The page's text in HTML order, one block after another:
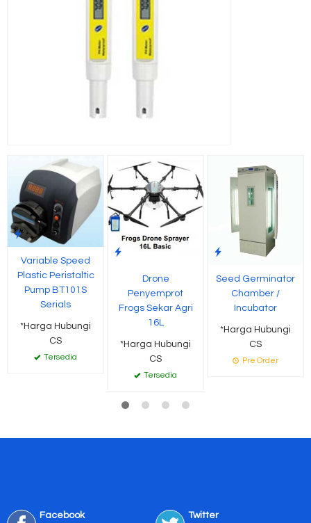
Variable Speed
Plastic Peristaltic
Pump BT101S
Serials
*Harga Hubungi
CS
Tersedia
Drone
Penyemprot
Frogs Sekar Agri
16L
*Harga Hubungi
CS
Tersedia
Seed Germinator
Chamber /
Incubator
*Harga Hubungi
CS
Pre Order
Facebook Twitter